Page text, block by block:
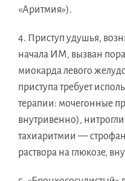
«Аритмия»).
4. Приступ удушья,
начала ИМ, вызван
миокарда левого
приступа требует
терапии: мочегонные
внутривенно),
тахиаритмии —
раствора на глюкозе,